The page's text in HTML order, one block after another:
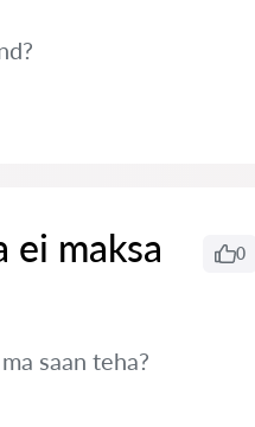
ei maksa
0
saan teha?